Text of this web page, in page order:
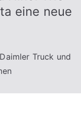
eine neue
Truck und